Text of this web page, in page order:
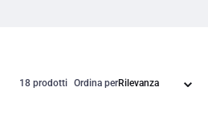
18 prodotti Ordina per